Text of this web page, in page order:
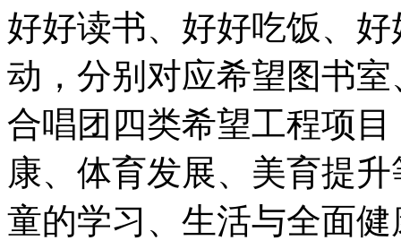
好好读书、好好吃饭、
动，分别对应希望图书
合唱团四类希望工程项
康、体育发展、美育提
童的学习、生活与全面